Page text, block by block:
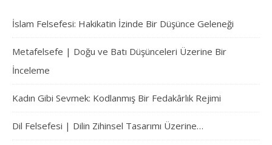
İslam Felsefesi: Hakikatin İzinde Bir Düşünce Geleneği
Metafelsefe | Doğu ve Batı Düşünceleri Üzerine Bir
İnceleme
Kadın Gibi Sevmek: Kodlanmış Bir Fedakârlık Rejimi
Dil Felsefesi | Dilin Zihinsel Tasarımı Üzerine…